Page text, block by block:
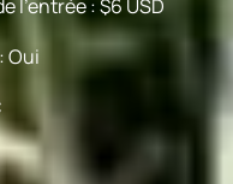
l'entrée : $6 USD
Oui